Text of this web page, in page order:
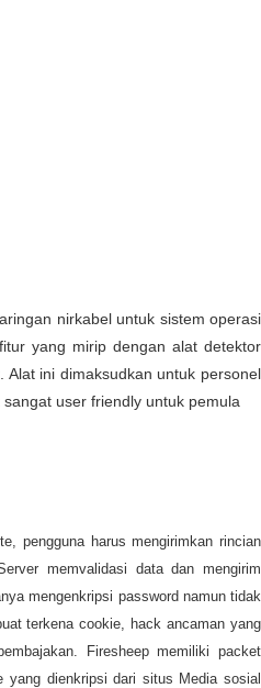
nirkabel untuk sistem operasi
yang mirip dengan alat detektor
Alat ini dimaksudkan untuk personel
user friendly untuk pemula
pengguna harus mengirimkan rincian
memvalidasi data dan mengirim
mengenkripsi password namun tidak
terkena cookie, hack ancaman yang
Firesheep memiliki packet
yang dienkripsi dari situs Media sosial